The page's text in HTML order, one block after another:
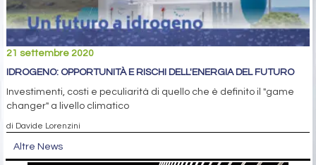
21 settembre 2020
IDROGENO: OPPORTUNITÀ E RISCHI DELL'ENERGIA DEL FUTURO
Investimenti, costi e peculiarità di quello che è definito il "game
changer" a livello climatico
di Davide Lorenzini
Altre News